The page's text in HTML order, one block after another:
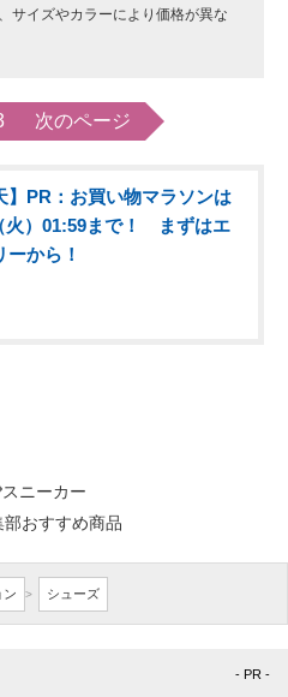
サイズやカラーにより価格が異な
次のページ
】PR：お買い物マラソンは
火）01:59まで！ まずはエ
ーから！
スニーカー
部おすすめ商品
ン > シューズ
- PR -